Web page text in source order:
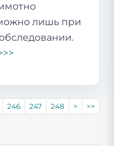
лишь при
246 247 248 > >>